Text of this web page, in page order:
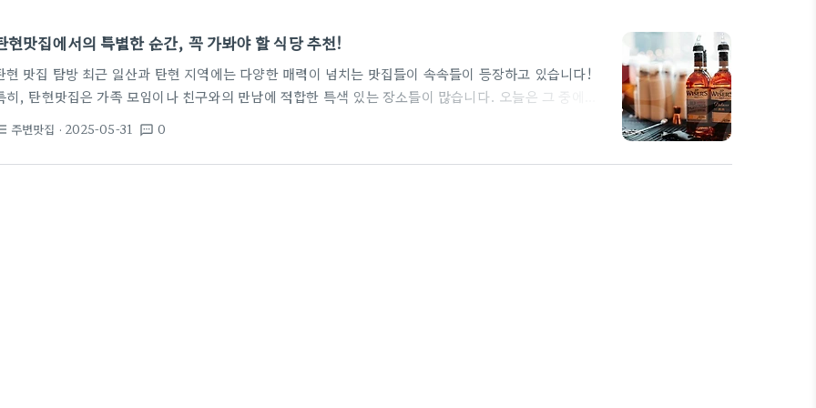
현맛집에서의 특별한 순간, 꼭 가봐야 할 식당 추천!
현 맛집 탐방 최근 일산과 탄현 지역에는 다양한 매력이 넘치는 맛집들이 속속들이 등장하고 있습니다!
히, 탄현맛집은 가족 모임이나 친구와의 만남에 적합한 특색 있는 장소들이 많습니다. 오늘은 그 중에서
강력 추천하는 곳이 있습니다. 바로 세련된 인테리어와 맛있는 음식으로 사랑받는 ‘모임식당’입니다. 이곳
뷔페 스타일로 다양한 음식을 제공해 가족 단위 손님뿐만 아니라 돌잔치에도 적합합니다. 50인 정도의
주변맛집 · 2025-05-31 textsms 0